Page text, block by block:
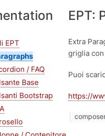
EPT
/ FAQ
Base
Bootstrap
EPT:
Extra
griglia
Puoi
https://